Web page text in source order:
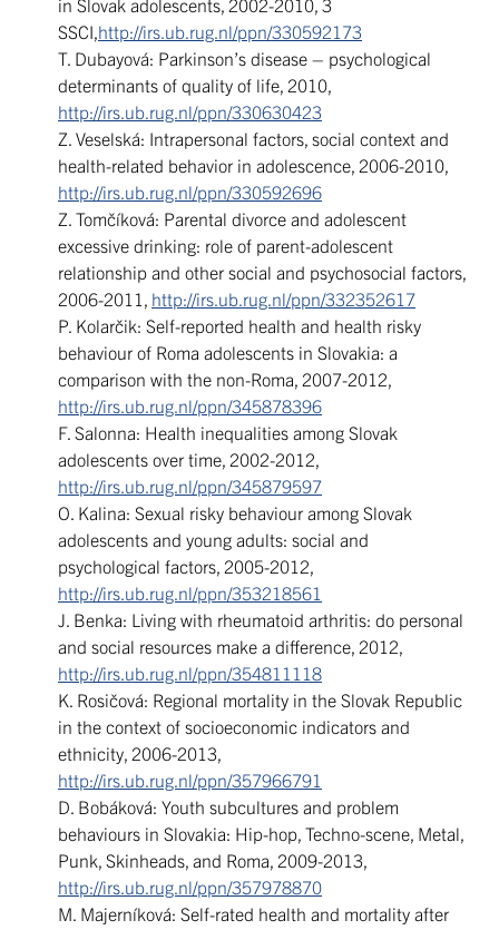
in Slovak adolescents, 2002-2010, 3
SSCI,http://irs.ub.rug.nl/ppn/330592173
T. Dubayová: Parkinson’s disease – psychological
determinants of quality of life, 2010,
http://irs.ub.rug.nl/ppn/330630423
Z. Veselská: Intrapersonal factors, social context and
health-related behavior in adolescence, 2006-2010,
http://irs.ub.rug.nl/ppn/330592696
Z. Tomčíková: Parental divorce and adolescent
excessive drinking: role of parent-adolescent
relationship and other social and psychosocial factors,
2006-2011, http://irs.ub.rug.nl/ppn/332352617
P. Kolarčik: Self-reported health and health risky
behaviour of Roma adolescents in Slovakia: a
comparison with the non-Roma, 2007-2012,
http://irs.ub.rug.nl/ppn/345878396
F. Salonna: Health inequalities among Slovak
adolescents over time, 2002-2012,
http://irs.ub.rug.nl/ppn/345879597
O. Kalina: Sexual risky behaviour among Slovak
adolescents and young adults: social and
psychological factors, 2005-2012,
http://irs.ub.rug.nl/ppn/353218561
J. Benka: Living with rheumatoid arthritis: do personal
and social resources make a difference, 2012,
http://irs.ub.rug.nl/ppn/354811118
K. Rosičová: Regional mortality in the Slovak Republic
in the context of socioeconomic indicators and
ethnicity, 2006-2013,
http://irs.ub.rug.nl/ppn/357966791
D. Bobáková: Youth subcultures and problem
behaviours in Slovakia: Hip-hop, Techno-scene, Metal,
Punk, Skinheads, and Roma, 2009-2013,
http://irs.ub.rug.nl/ppn/357978870
M. Majerníková: Self-rated health and mortality after